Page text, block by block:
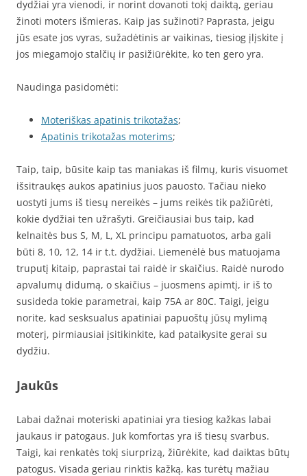
dydžiai yra vienodi, ir norint dovanoti tokį daiktą, geriau
žinoti moters išmieras. Kaip jas sužinoti? Paprasta, jeigu
jūs esate jos vyras, sužadėtinis ar vaikinas, tiesiog įlįskite į
jos miegamojo stalčių ir pasižiūrėkite, ko ten gero yra.
Naudinga pasidomėti:
Moteriškas apatinis trikotažas;
Apatinis trikotažas moterims;
Taip, taip, būsite kaip tas maniakas iš filmų, kuris visuomet
išsitraukęs aukos apatinius juos pauosto. Tačiau nieko
uostyti jums iš tiesų nereikės – jums reikės tik pažiūrėti,
kokie dydžiai ten užrašyti. Greičiausiai bus taip, kad
kelnaitės bus S, M, L, XL principu pamatuotos, arba gali
būti 8, 10, 12, 14 ir t.t. dydžiai. Liemenėlė bus matuojama
truputį kitaip, paprastai tai raidė ir skaičius. Raidė nurodo
apvalumų didumą, o skaičius – juosmens apimtį, ir iš to
susideda tokie parametrai, kaip 75A ar 80C. Taigi, jeigu
norite, kad sesksualus apatiniai papuoštų jūsų mylimą
moterį, pirmiausiai įsitikinkite, kad pataikysite gerai su
dydžiu.
Jaukūs
Labai dažnai moteriski apatiniai yra tiesiog kažkas labai
jaukaus ir patogaus. Juk komfortas yra iš tiesų svarbus.
Taigi, kai renkatės tokį siurprizą, žiūrėkite, kad daiktas būtų
patogus. Visada geriau rinktis kažką, kas turėtų mažiau